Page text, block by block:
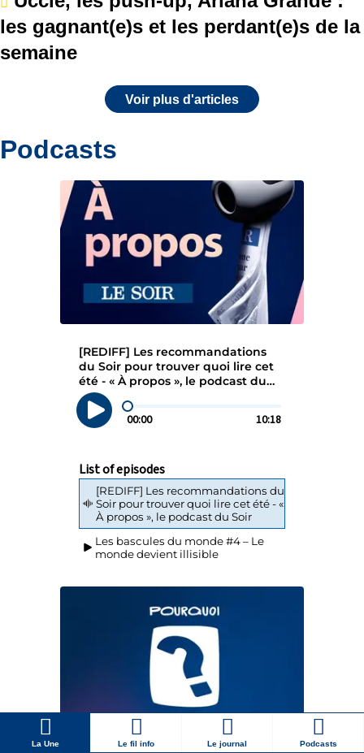
La Une Le fil info Le journal Podcasts
les gagnant(e)s et les perdant(e)s de la
semaine
Voir plus d'articles
Podcasts